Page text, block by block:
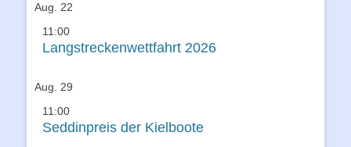
Aug. 22
11:00
Langstreckenwettfahrt 2026
Aug. 29
11:00
Seddinpreis der Kielboote